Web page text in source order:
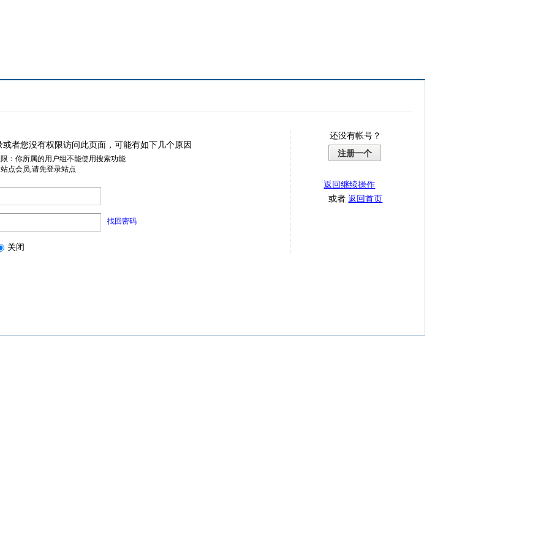
或者您没有权限访问此页面，可能有如下几个原因
：你所属的用户组不能使用搜索功能
点会员,请先登录站点
找回密码
关闭
还没有帐号？
注册一个
返回继续操作
或者返回首页